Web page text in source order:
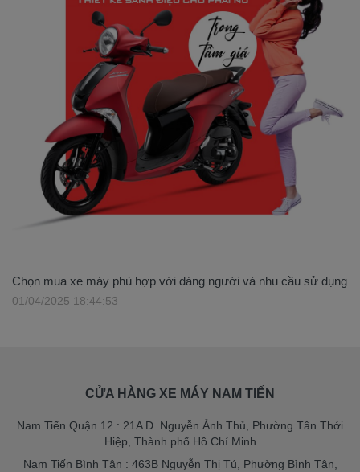
Chọn mua xe máy phù hợp với dáng người và nhu cầu sử dụng
01/04/2025 18:44:53
CỬA HÀNG XE MÁY NAM TIẾN
Nam Tiến Quận 12 : 21A Đ. Nguyễn Ảnh Thủ, Phường Tân Thới
Hiệp, Thành phố Hồ Chí Minh
Nam Tiến Bình Tân : 463B Nguyễn Thị Tú, Phường Bình Tân,